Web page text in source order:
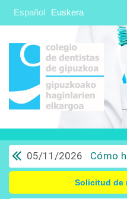
Español Euskera
05/11/2026 Cómo hacer que tu
Solicitud de